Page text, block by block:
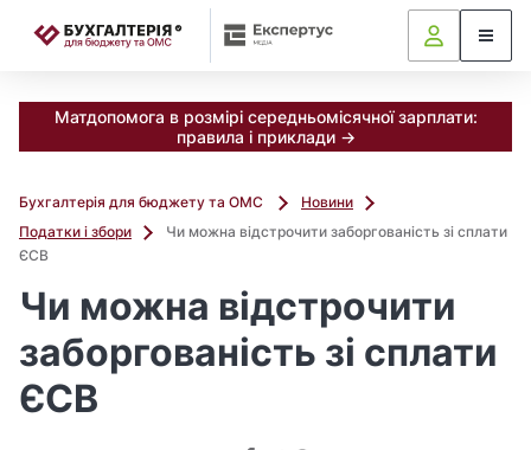
Матдопомога в розмірі середньомісячної зарплати:
правила і приклади →
Бухгалтерія для бюджету та ОМС
Новини
Податки і збори
Чи можна відстрочити заборгованість зі сплати
ЄСВ
Чи можна відстрочити
заборгованість зі сплати
ЄСВ